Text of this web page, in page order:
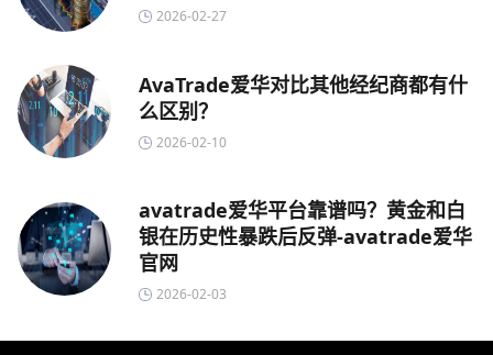
2026-02-27
AvaTrade爱华对比其他经纪商都有什
么区别？
2026-02-10
avatrade爱华平台靠谱吗？黄金和白
银在历史性暴跌后反弹-avatrade爱华
官网
2026-02-03